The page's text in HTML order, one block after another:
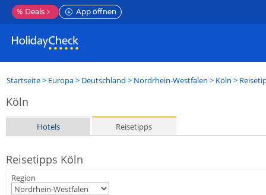
% Deals App öffnen
Startseite> Europa> Deutschland > Nordrhein-Westfalen > Köln >
Köln
Hotels Reisetipps
Reisetipps Köln
Region